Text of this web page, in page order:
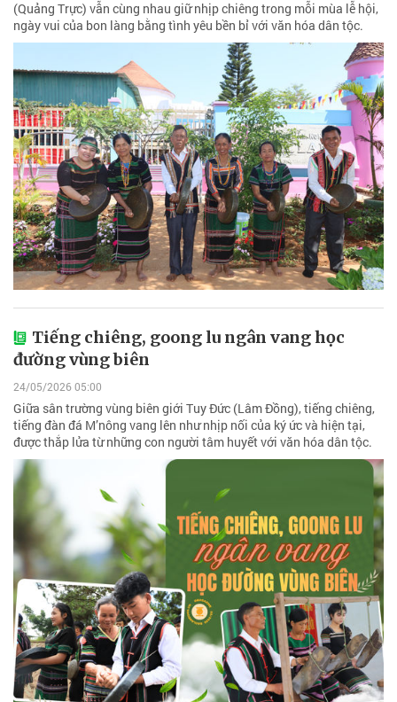
(Quảng Trực) vẫn cùng nhau giữ nhịp chiêng trong mỗi mùa lễ hội,
ngày vui của bon làng bằng tình yêu bền bỉ với văn hóa dân tộc.
Tiếng chiêng, goong lu ngân vang học
đường vùng biên
24/05/2026 05:00
Giữa sân trường vùng biên giới Tuy Đức (Lâm Đồng), tiếng chiêng,
tiếng đàn đá M’nông vang lên như nhịp nối của ký ức và hiện tại,
được thắp lửa từ những con người tâm huyết với văn hóa dân tộc.